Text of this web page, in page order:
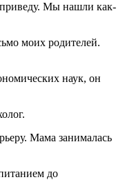
Мы нашли как-
моих родителей.
наук, он
Мама занималась
до